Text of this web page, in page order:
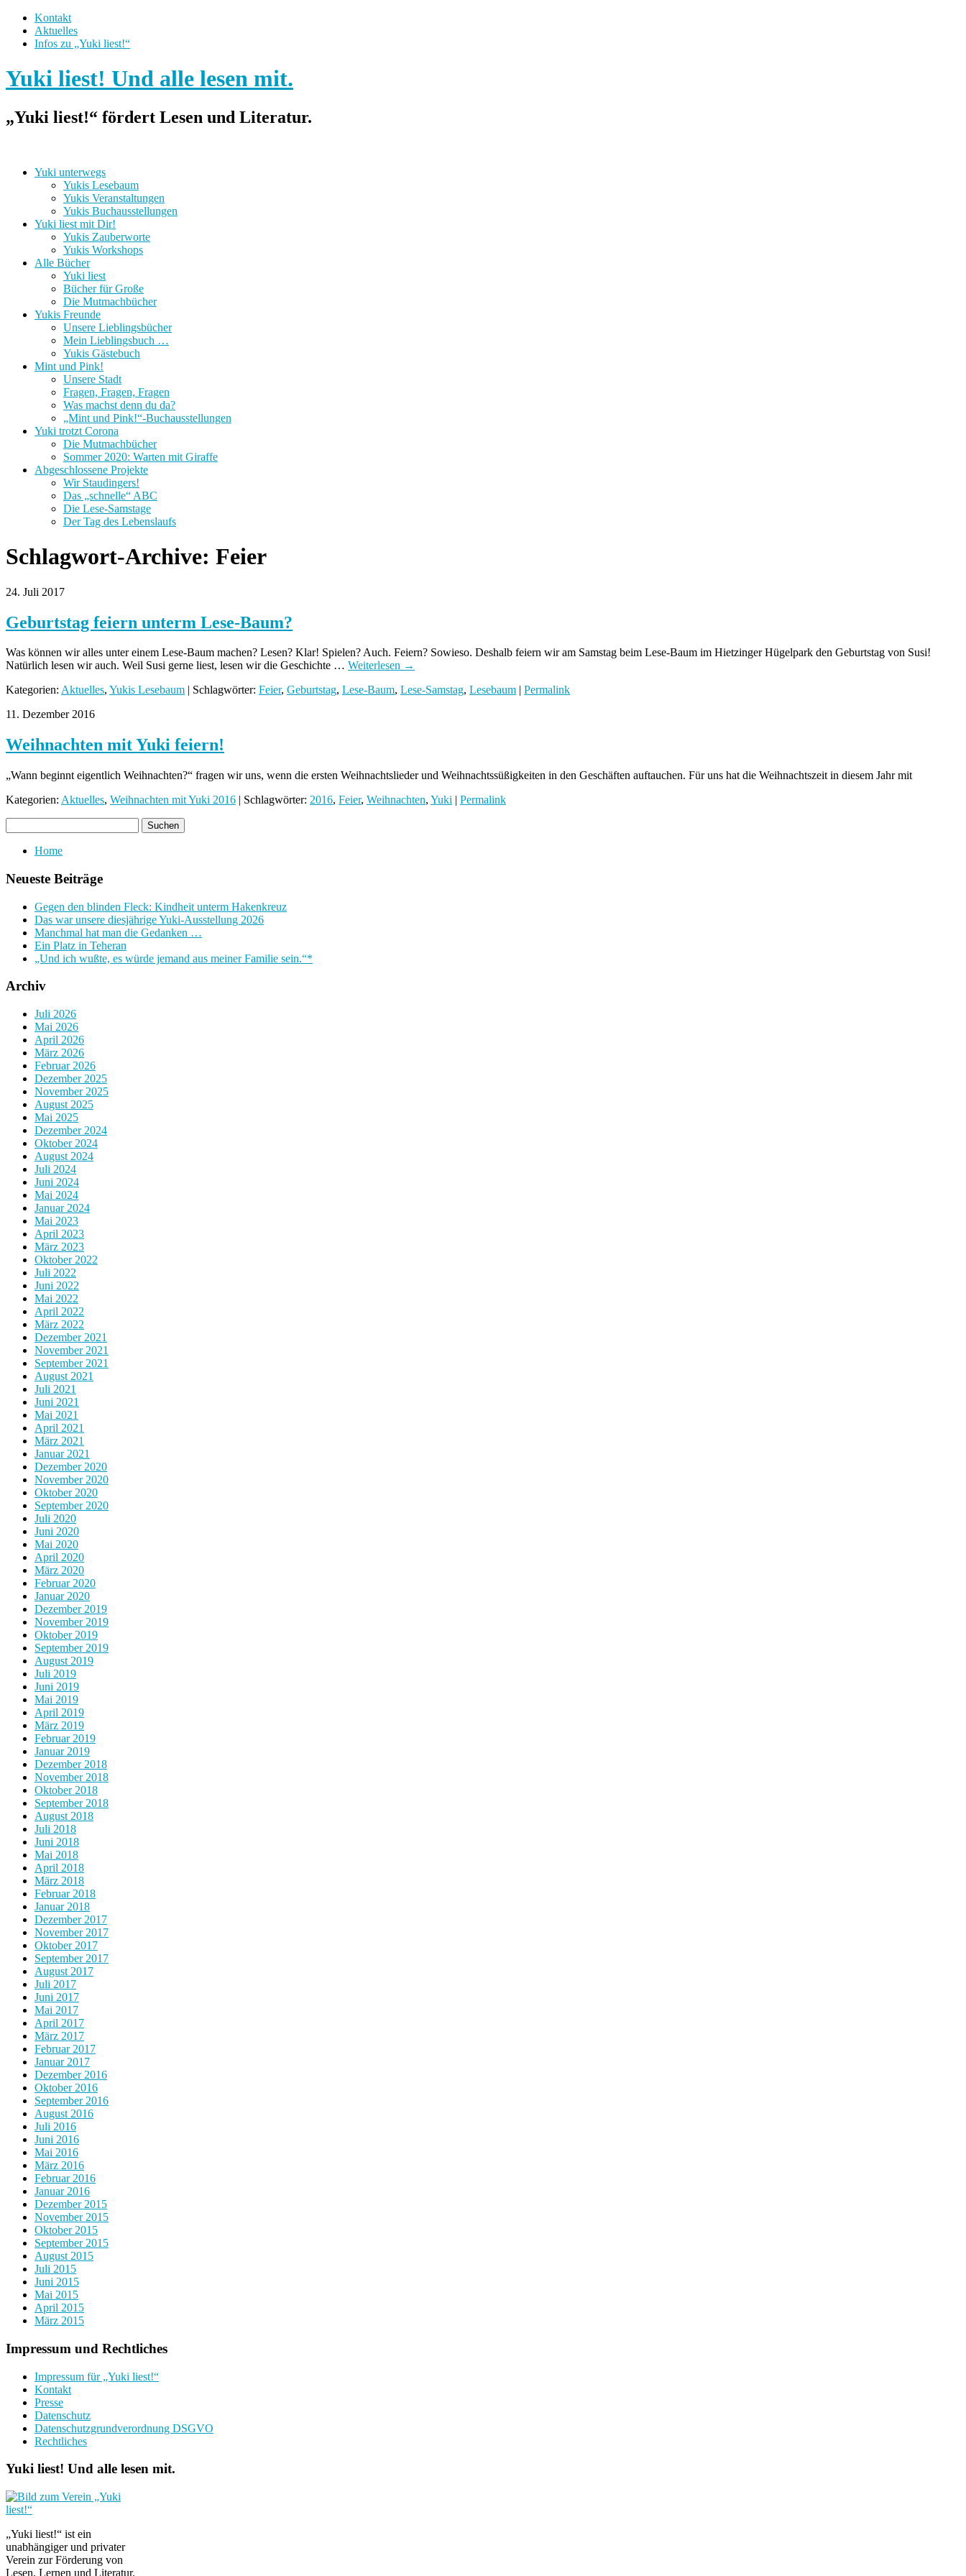
Kontakt
Aktuelles
Infos zu „Yuki liest!“
Yuki liest! Und alle lesen mit.
„Yuki liest!“ fördert Lesen und Literatur.
Yuki unterwegs
Yukis Lesebaum
Yukis Veranstaltungen
Yukis Buchausstellungen
Yuki liest mit Dir!
Yukis Zauberworte
Yukis Workshops
Alle Bücher
Yuki liest
Bücher für Große
Die Mutmachbücher
Yukis Freunde
Unsere Lieblingsbücher
Mein Lieblingsbuch …
Yukis Gästebuch
Mint und Pink!
Unsere Stadt
Fragen, Fragen, Fragen
Was machst denn du da?
„Mint und Pink!“-Buchausstellungen
Yuki trotzt Corona
Die Mutmachbücher
Sommer 2020: Warten mit Giraffe
Abgeschlossene Projekte
Wir Staudingers!
Das „schnelle“ ABC
Die Lese-Samstage
Der Tag des Lebenslaufs
Schlagwort-Archive: Feier
24. Juli 2017
Geburtstag feiern unterm Lese-Baum?
Was können wir alles unter einem Lese-Baum machen? Lesen? Klar! Spielen? Auch. Feiern? Sowieso. Deshalb feiern wir am Samstag beim Lese-Baum im Hietzinger Hügelpark den Geburtstag von Susi!
Natürlich lesen wir auch. Weil Susi gerne liest, lesen wir die Geschichte … Weiterlesen →
Kategorien: Aktuelles, Yukis Lesebaum | Schlagwörter: Feier, Geburtstag, Lese-Baum, Lese-Samstag, Lesebaum
Permalink
11. Dezember 2016
Weihnachten mit Yuki feiern!
„Wann beginnt eigentlich Weihnachten?“ fragen wir uns, wenn die ersten Weihnachtslieder und Weihnachtssüßigkeiten in den Geschäften auftauchen. Für uns hat die Weihnachtszeit in diesem Jahr mit
Kategorien: Aktuelles, Weihnachten mit Yuki 2016 | Schlagwörter: 2016, Feier, Weihnachten, Yuki | Permalink
Home
Neueste Beiträge
Gegen den blinden Fleck: Kindheit unterm Hakenkreuz
Das war unsere diesjährige Yuki-Ausstellung 2026
Manchmal hat man die Gedanken …
Ein Platz in Teheran
„Und ich wußte, es würde jemand aus meiner Familie sein.“*
Archiv
Juli 2026
Mai 2026
April 2026
März 2026
Februar 2026
Dezember 2025
November 2025
August 2025
Mai 2025
Dezember 2024
Oktober 2024
August 2024
Juli 2024
Juni 2024
Mai 2024
Januar 2024
Mai 2023
April 2023
März 2023
Oktober 2022
Juli 2022
Juni 2022
Mai 2022
April 2022
März 2022
Dezember 2021
November 2021
September 2021
August 2021
Juli 2021
Juni 2021
Mai 2021
April 2021
März 2021
Januar 2021
Dezember 2020
November 2020
Oktober 2020
September 2020
Juli 2020
Juni 2020
Mai 2020
April 2020
März 2020
Februar 2020
Januar 2020
Dezember 2019
November 2019
Oktober 2019
September 2019
August 2019
Juli 2019
Juni 2019
Mai 2019
April 2019
März 2019
Februar 2019
Januar 2019
Dezember 2018
November 2018
Oktober 2018
September 2018
August 2018
Juli 2018
Juni 2018
Mai 2018
April 2018
März 2018
Februar 2018
Januar 2018
Dezember 2017
November 2017
Oktober 2017
September 2017
August 2017
Juli 2017
Juni 2017
Mai 2017
April 2017
März 2017
Februar 2017
Januar 2017
Dezember 2016
Oktober 2016
September 2016
August 2016
Juli 2016
Juni 2016
Mai 2016
März 2016
Februar 2016
Januar 2016
Dezember 2015
November 2015
Oktober 2015
September 2015
August 2015
Juli 2015
Juni 2015
Mai 2015
April 2015
März 2015
Impressum und Rechtliches
Impressum für „Yuki liest!“
Kontakt
Presse
Datenschutz
Datenschutzgrundverordnung DSGVO
Rechtliches
Yuki liest! Und alle lesen mit.
„Yuki liest!“ ist ein
unabhängiger und privater
Verein zur Förderung von
Lesen, Lernen und Literatur.